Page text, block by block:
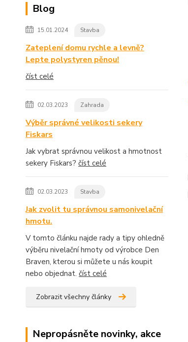
Blog
15.01.2024 Stavba
Zateplení domu rychle a levně?
Lepte polystyren pěnou!
číst celé
02.03.2023 Zahrada
Výběr správné velikosti sekery
Fiskars
Jak vybrat správnou velikost a hmotnost
sekery Fiskars? číst celé
02.03.2023 Stavba
Jak zvolit tu správnou samonivelační
hmotu.
V tomto článku najde rady a tipy ohledně
výběru nivelační hmoty od výrobce Den
Braven, kterou si můžete u nás koupit
nebo objednat. číst celé
Zobrazit všechny články
Nepropásněte novinky, akce